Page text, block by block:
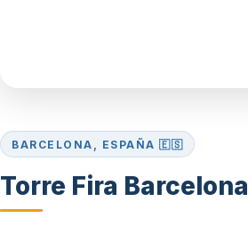
BARCELONA, ESPAÑA 🇪🇸
Torre Fira Barcelona